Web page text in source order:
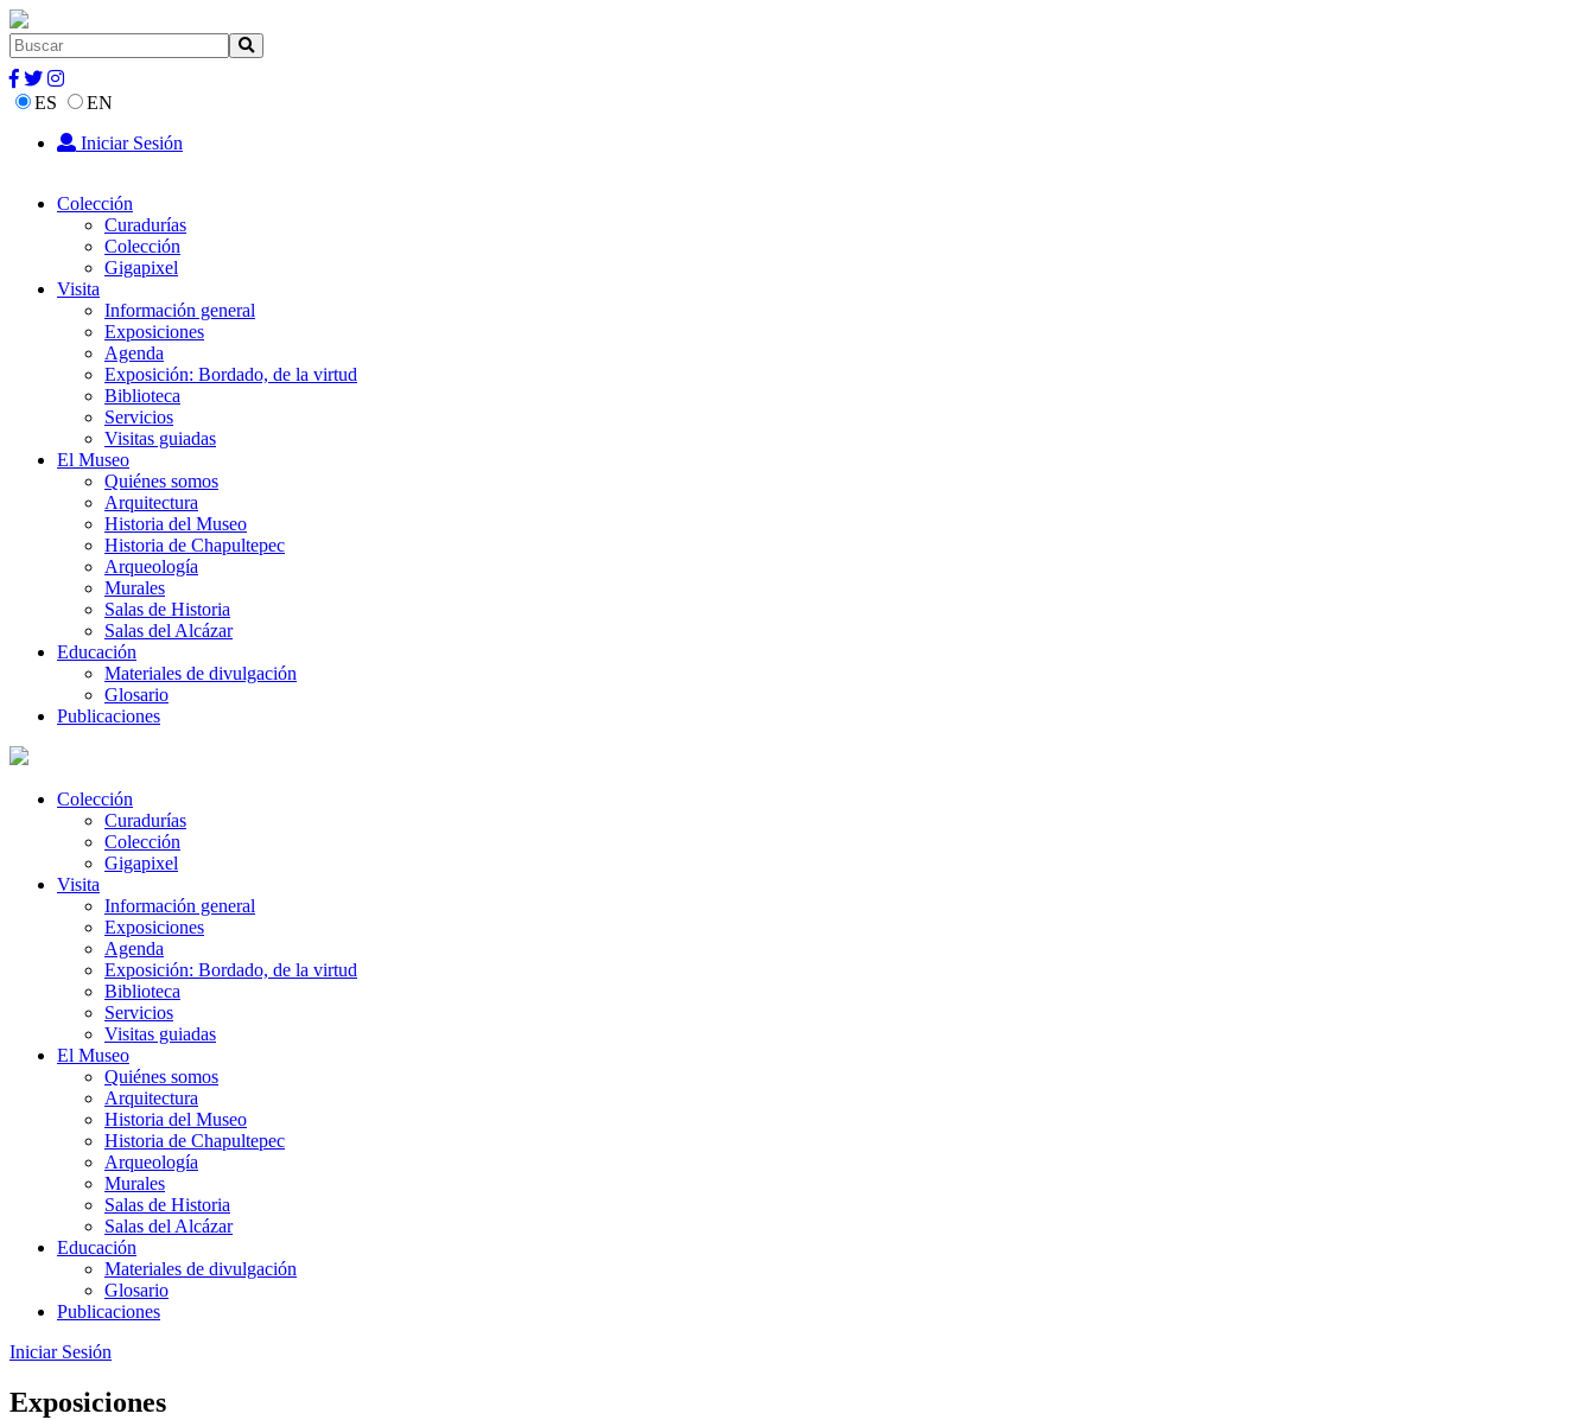
ES
EN
Iniciar Sesión
Colección
Curadurías
Colección
Gigapixel
Visita
Información general
Exposiciones
Agenda
Exposición: Bordado, de la virtud
Biblioteca
Servicios
Visitas guiadas
El Museo
Quiénes somos
Arquitectura
Historia del Museo
Historia de Chapultepec
Arqueología
Murales
Salas de Historia
Salas del Alcázar
Educación
Materiales de divulgación
Glosario
Publicaciones
Colección
Curadurías
Colección
Gigapixel
Visita
Información general
Exposiciones
Agenda
Exposición: Bordado, de la virtud
Biblioteca
Servicios
Visitas guiadas
El Museo
Quiénes somos
Arquitectura
Historia del Museo
Historia de Chapultepec
Arqueología
Murales
Salas de Historia
Salas del Alcázar
Educación
Materiales de divulgación
Glosario
Publicaciones
Iniciar Sesión
Exposiciones